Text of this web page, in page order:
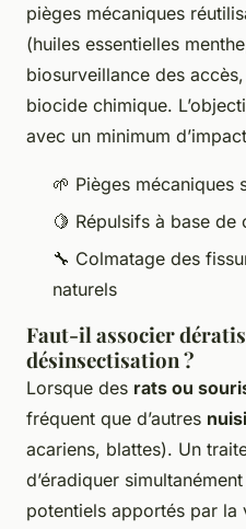
pièges mécaniques
(huiles essentielles
biosurveillance des
biocide chimique.
avec un minimum
🌱 Pièges mécaniques
🍋 Répulsifs à base
🔧 Colmatage des
naturels
Faut-il associer
désinsectisation ?
Lorsque des rats ou
fréquent que d’autres
acariens, blattes). Un
d’éradiquer
potentiels apportés par